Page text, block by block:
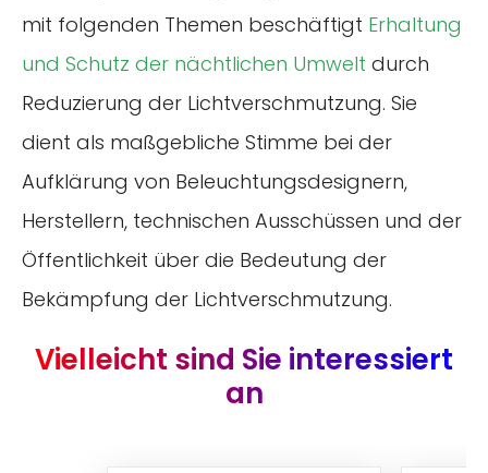
mit folgenden Themen beschäftigt Erhaltung
und Schutz der nächtlichen Umwelt durch
Reduzierung der Lichtverschmutzung. Sie
dient als maßgebliche Stimme bei der
Aufklärung von Beleuchtungsdesignern,
Herstellern, technischen Ausschüssen und der
Öffentlichkeit über die Bedeutung der
Bekämpfung der Lichtverschmutzung.
Vielleicht sind Sie interessiert
an